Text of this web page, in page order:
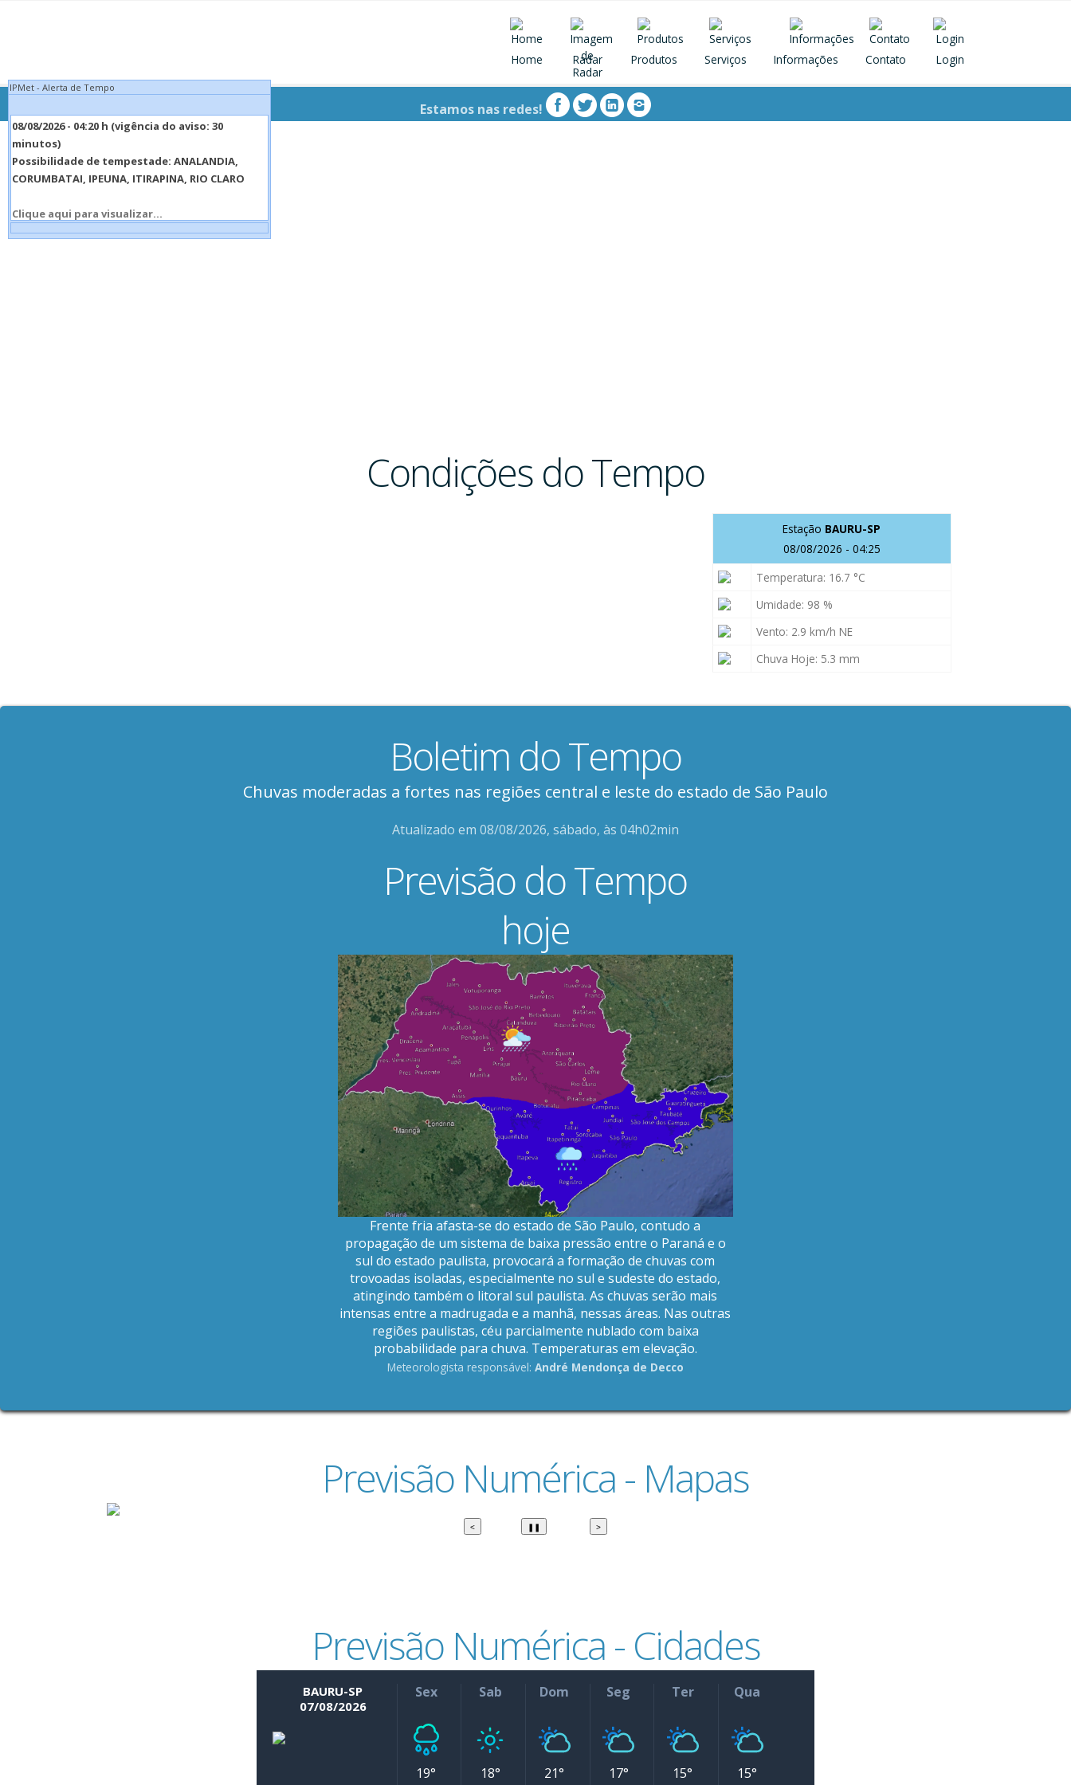
Home Radar Produtos Serviços Informações Contato Login
Estamos nas redes!
Condições do Tempo
Estação BAURU-SP
08/08/2026 - 04:25
Temperatura: 16.7 °C
Umidade: 98 %
Vento: 2.9 km/h NE
Chuva Hoje: 5.3 mm
Boletim do Tempo
Chuvas moderadas a fortes nas regiões central e leste do estado de São Paulo
Atualizado em 08/08/2026, sábado, às 04h02min
Previsão do Tempo
hoje
Frente fria afasta-se do estado de São Paulo, contudo a
propagação de um sistema de baixa pressão entre o Paraná e o
sul do estado paulista, provocará a formação de chuvas com
trovoadas isoladas, especialmente no sul e sudeste do estado,
atingindo também o litoral sul paulista. As chuvas serão mais
intensas entre a madrugada e a manhã, nessas áreas. Nas outras
regiões paulistas, céu parcialmente nublado com baixa
probabilidade para chuva. Temperaturas em elevação.
Meteorologista responsável: André Mendonça de Decco
Previsão Numérica - Mapas
< ❚❚ >
Previsão Numérica - Cidades
BAURU-SP
07/08/2026
Sex
19°
Sab
18°
Dom
21°
Seg
17°
Ter
15°
Qua
15°
IPMet - Alerta de Tempo
08/08/2026 - 04:20 h (vigência do aviso: 30
minutos)
Possibilidade de tempestade: ANALANDIA,
CORUMBATAI, IPEUNA, ITIRAPINA, RIO CLARO
Clique aqui para visualizar...